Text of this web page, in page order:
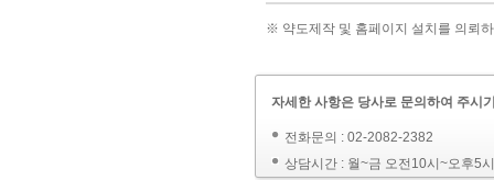
※ 약도제작 및 홈페이지 설치를 의뢰
자세한 사항은 당사로 문의하여 주시
전화문의 : 02-2082-2382
상담시간 : 월~금 오전10시~오후5시